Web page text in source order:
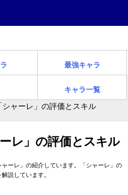
最強キャラ
キャラ一覧
シャーレ」の評価とスキル
レ」の評価とスキル
ーレ」の紹介しています。「シャーレ」の
説しています。